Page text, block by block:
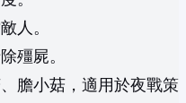
人。
殭屍。
膽小菇，適用於夜戰策